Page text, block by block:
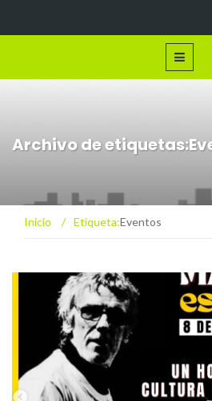
Archivo de
Inicio / Etiqueta:Eventos